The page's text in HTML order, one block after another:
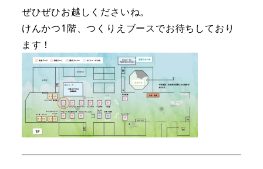
ぜひぜひお越しくださいね。
けんかつ1階、つくりえブースでお待ちしており
ます！